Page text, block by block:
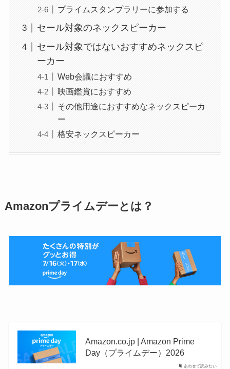
プライムスタンプラリーに参加する
セール対象のネックスピーカー
セール対象ではないおすすめネックスピ
ーカー
Web会議におすすめ
映画鑑賞におすすめ
その他用途におすすめなネックスピーカ
ー
格安ネックスピーカー
Amazonプライムデーとは？
あわせて読みたい
Amazon.co.jp | Amazon Prime
Day（プライムデー）2026